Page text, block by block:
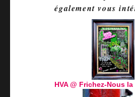
également vous
HVA @ Frichez-Nous la